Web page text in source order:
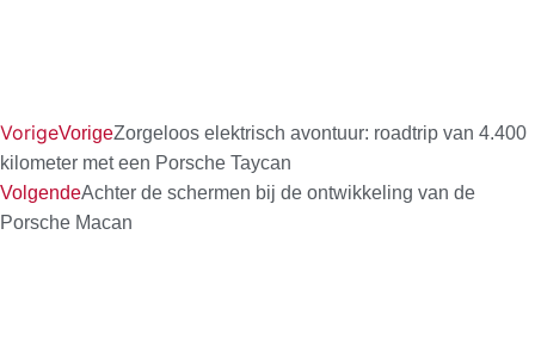
VorigeVorigeZorgeloos elektrisch avontuur: roadtrip van 4.400
kilometer met een Porsche Taycan
VolgendeAchter de schermen bij de ontwikkeling van de
Porsche Macan